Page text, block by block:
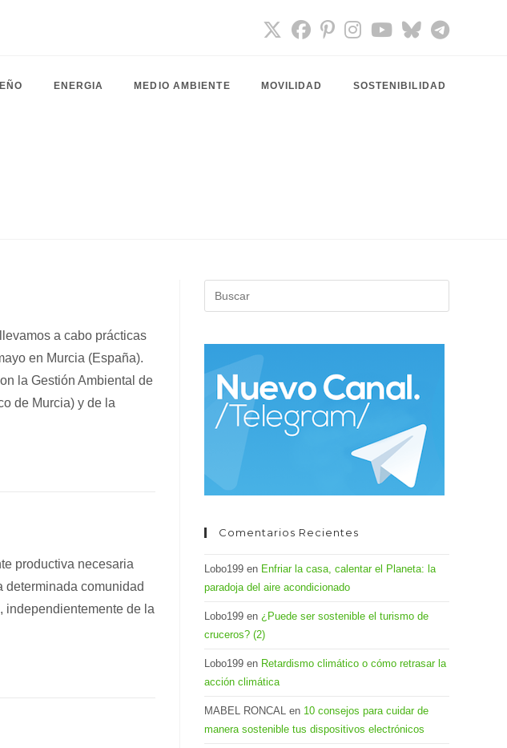
ENERGIA MEDIO AMBIENTE MOVILIDAD SOSTENIBILIDAD
a cabo prácticas
en Murcia (España).
la Gestión Ambiental de
de Murcia) y de la
productiva necesaria
determinada comunidad
independientemente de la
Escape
Comentarios Recientes
Lobo199 en Enfriar la casa, calentar el Planeta: la
paradoja del aire acondicionado
Lobo199 en ¿Puede ser sostenible el turismo de
cruceros? (2)
Lobo199 en Retardismo climático o cómo retrasar la
acción climática
MABEL RONCAL en 10 consejos para cuidar de
manera sostenible tus dispositivos electrónicos